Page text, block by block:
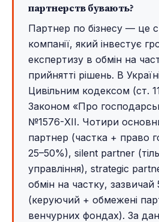
партнерств бувають?
Партнер по бізнесу — це
компанії, який інвестує
експертизу в обмін на
прийнятті рішень. В
Цивільним кодексом (ст.
Законом «Про
№1576-XII. Чотири
партнер (частка + право
25–50%), silent partner
управління), strategic
обмін на частку, зазвичай
(керуючий + обмежені
венчурних фондах). За